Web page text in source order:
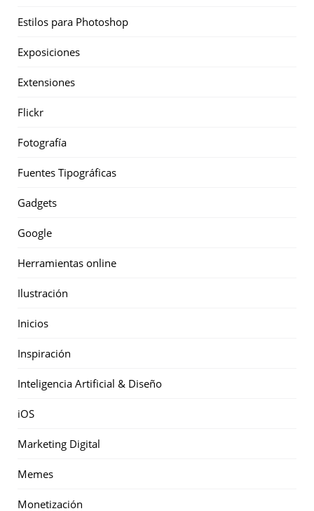
Estilos para Photoshop
Exposiciones
Extensiones
Flickr
Fotografía
Fuentes Tipográficas
Gadgets
Google
Herramientas online
Ilustración
Inicios
Inspiración
Inteligencia Artificial & Diseño
iOS
Marketing Digital
Memes
Monetización